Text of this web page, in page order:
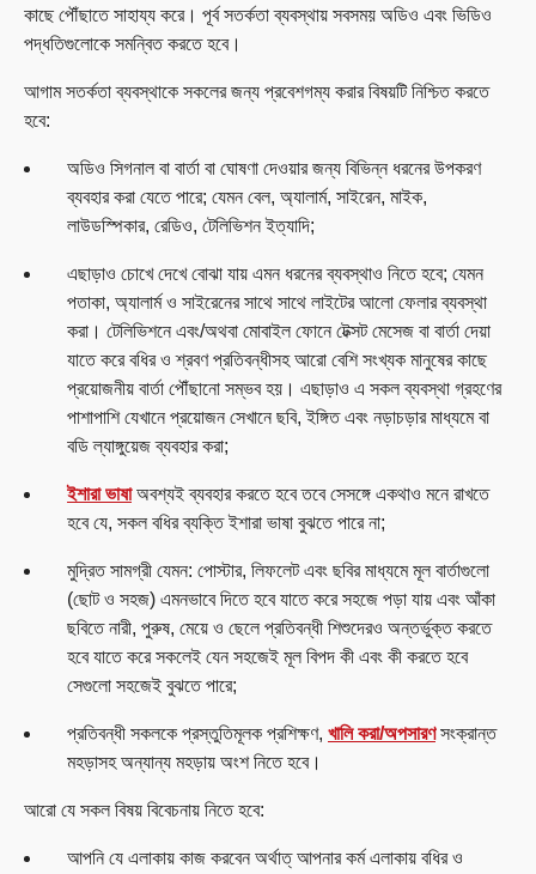
কাছে পৌঁছাতে সাহায্য করে। পূর্ব সতর্কতা ব্যবস্থায় সবসময় অডিও এবং ভিডিও
পদ্ধতিগুলোকে সমন্বিত করতে হবে।
আগাম সতর্কতা ব্যবস্থাকে সকলের জন্য প্রবেশগম্য করার বিষয়টি নিশ্চিত করতে
হবে:
অডিও সিগনাল বা বার্তা বা ঘোষণা দেওয়ার জন্য বিভিন্ন ধরনের উপকরণ
ব্যবহার করা যেতে পারে; যেমন বেল, অ্যালার্ম, সাইরেন, মাইক,
লাউডস্পিকার, রেডিও, টেলিভিশন ইত্যাদি;
এছাড়াও চোখে দেখে বোঝা যায় এমন ধরনের ব্যবস্থাও নিতে হবে; যেমন
পতাকা, অ্যালার্ম ও সাইরেনের সাথে সাথে লাইটের আলো ফেলার ব্যবস্থা
করা। টেলিভিশনে এবং/অথবা মোবাইল ফোনে টেক্সট মেসেজ বা বার্তা দেয়া
যাতে করে বধির ও শ্রবণ প্রতিবন্ধীসহ আরো বেশি সংখ্যক মানুষের কাছে
প্রয়োজনীয় বার্তা পৌঁছানো সম্ভব হয়। এছাড়াও এ সকল ব্যবস্থা গ্রহণের
পাশাপাশি যেখানে প্রয়োজন সেখানে ছবি, ইঙ্গিত এবং নড়াচড়ার মাধ্যমে বা
বডি ল্যাঙ্গুয়েজ ব্যবহার করা;
ইশারা ভাষাঅবশ্যই ব্যবহার করতে হবে তবে সেসঙ্গে একথাও মনে রাখতে
হবে যে, সকল বধির ব্যক্তি ইশারা ভাষা বুঝতে পারে না;
মুদ্রিত সামগ্রী যেমন: পোস্টার, লিফলেট এবং ছবির মাধ্যমে মূল বার্তাগুলো
(ছোট ও সহজ) এমনভাবে দিতে হবে যাতে করে সহজে পড়া যায় এবং আঁকা
ছবিতে নারী, পুরুষ, মেয়ে ও ছেলে প্রতিবন্ধী শিশুদেরও অন্তর্ভুক্ত করতে
হবে যাতে করে সকলেই যেন সহজেই মূল বিপদ কী এবং কী করতে হবে
সেগুলো সহজেই বুঝতে পারে;
প্রতিবন্ধী সকলকে প্রস্তুতিমূলক প্রশিক্ষণ, খালি করা/অপসারণসংক্রান্ত
মহড়াসহ অন্যান্য মহড়ায় অংশ নিতে হবে।
আরো যে সকল বিষয় বিবেচনায় নিতে হবে:
আপনি যে এলাকায় কাজ করবেন অর্থাত্‌ আপনার কর্ম এলাকায় বধির ও